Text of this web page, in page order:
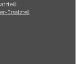
Ersatzteil